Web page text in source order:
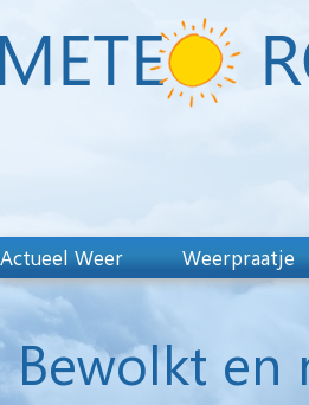
Actueel Weer Weerpraatje
Bewolkt en